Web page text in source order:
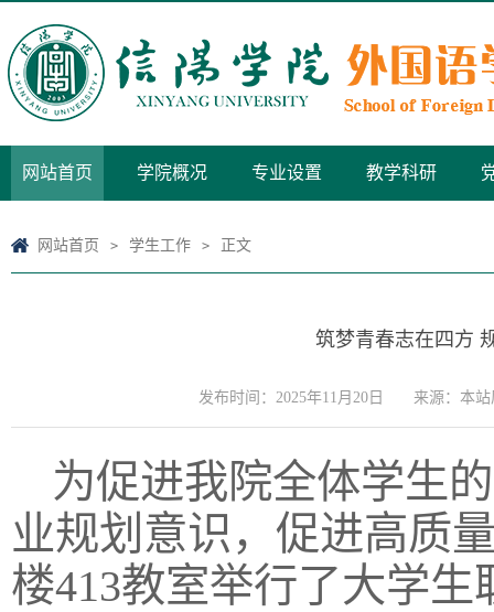
网站首页 学院概况 专业设置 教学科研
网站首页 > 学生工作 > 正文
筑梦青春志在四方
发布时间：2025年11月20日 来源：本站
为促进我院全体学生
业规划意识，促进高质
楼413教室举行了大学